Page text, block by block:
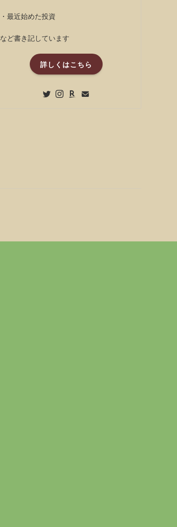
・最近始めた投資
など書き記しています
詳しくはこちら